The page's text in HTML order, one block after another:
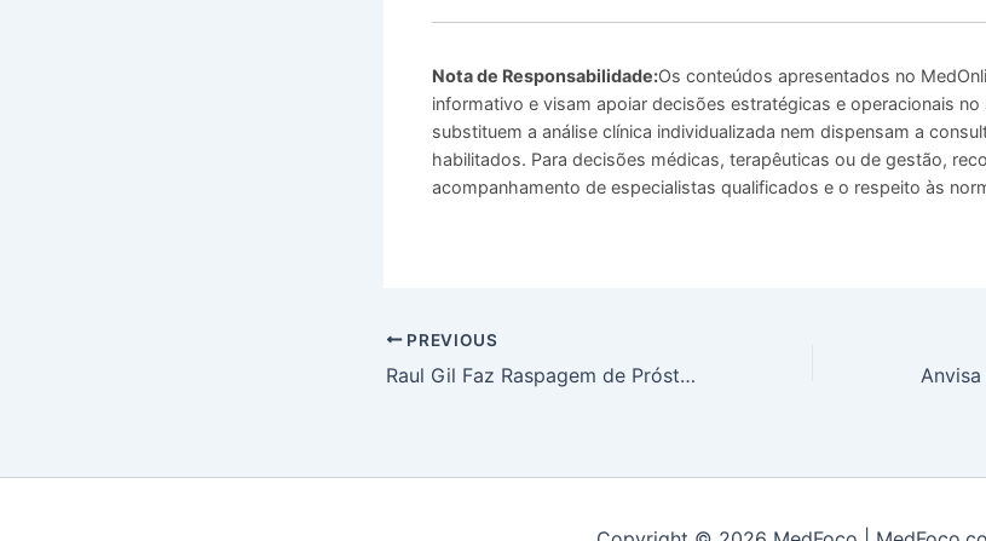
Nota de Responsabilidade:Os conteúdos apresentados no
informativo e visam apoiar decisões estratégicas e operacionais
substituem a análise clínica individualizada nem dispensam a
habilitados. Para decisões médicas, terapêuticas ou de gestão,
acompanhamento de especialistas qualificados e o respeito às
PREVIOUS
Raul Gil Faz Raspagem de Próstata Entenda o Procedimento